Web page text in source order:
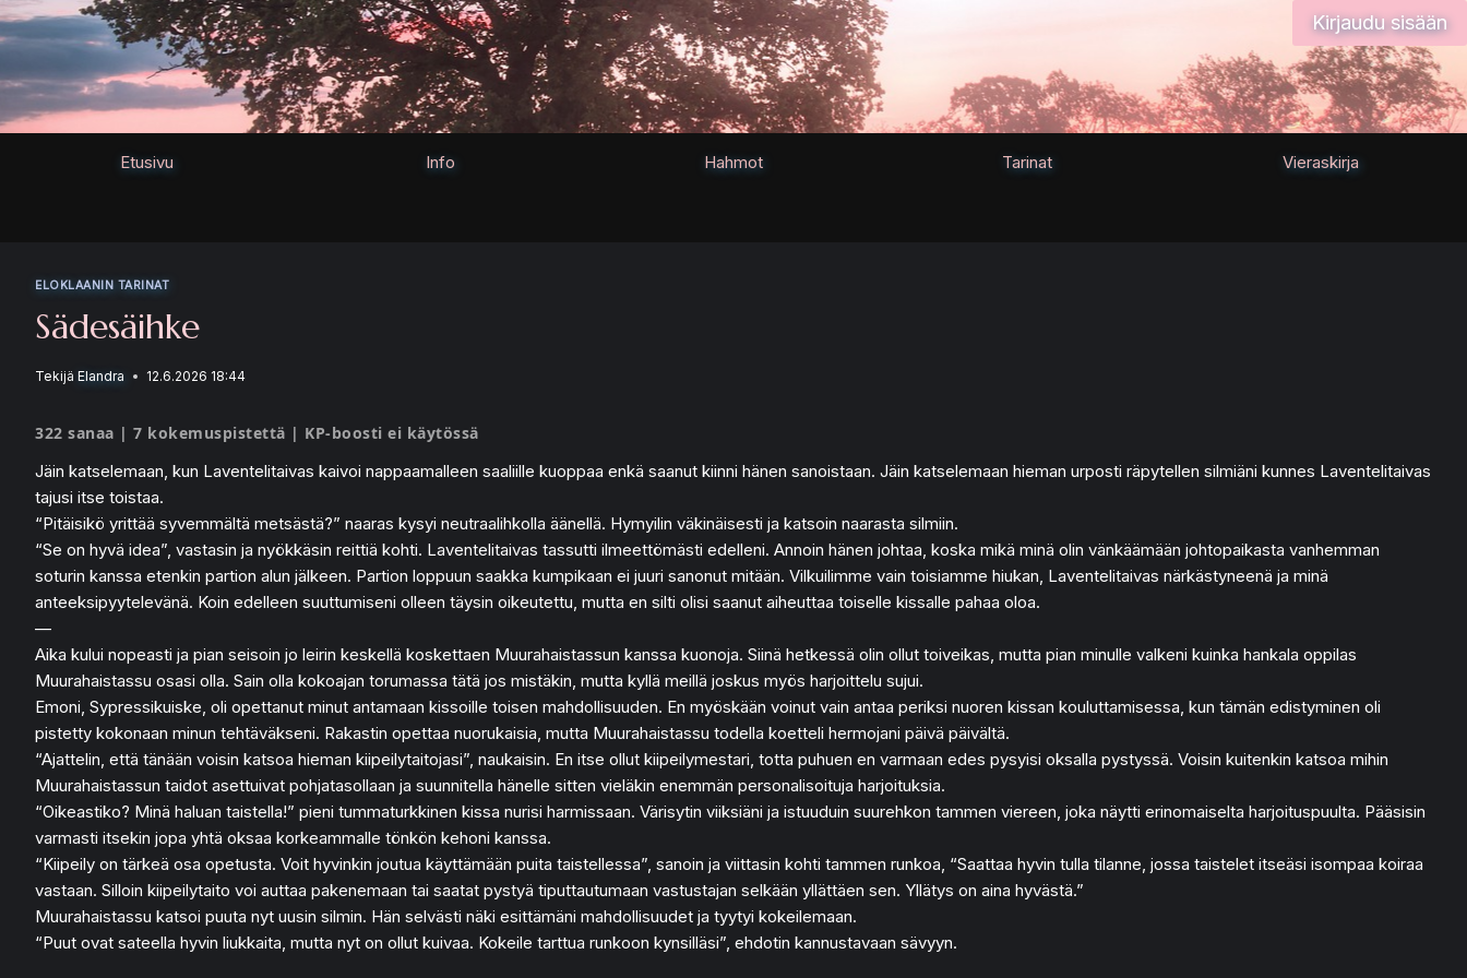
Siirry
sisältöön
Kirjaudu sisään
Etusivu Info Hahmot Tarinat Vieraskirja
ELOKLAANIN TARINAT
Sädesäihke
Tekijä Elandra 12.6.2026 18:44
322 sanaa | 7 kokemuspistettä | KP-boosti ei käytössä
Jäin katselemaan, kun Laventelitaivas kaivoi nappaamalleen saaliille kuoppaa enkä saanut kiinni hänen sanoistaan. Jäin katselemaan hieman urposti räpytellen silmiäni kunnes Laventelitaivas
tajusi itse toistaa.
“Pitäisikö yrittää syvemmältä metsästä?” naaras kysyi neutraalihkolla äänellä. Hymyilin väkinäisesti ja katsoin naarasta silmiin.
“Se on hyvä idea”, vastasin ja nyökkäsin reittiä kohti. Laventelitaivas tassutti ilmeettömästi edelleni. Annoin hänen johtaa, koska mikä minä olin vänkäämään johtopaikasta vanhemman
soturin kanssa etenkin partion alun jälkeen. Partion loppuun saakka kumpikaan ei juuri sanonut mitään. Vilkuilimme vain toisiamme hiukan, Laventelitaivas närkästyneenä ja minä
anteeksipyytelevänä. Koin edelleen suuttumiseni olleen täysin oikeutettu, mutta en silti olisi saanut aiheuttaa toiselle kissalle pahaa oloa.
—
Aika kului nopeasti ja pian seisoin jo leirin keskellä koskettaen Muurahaistassun kanssa kuonoja. Siinä hetkessä olin ollut toiveikas, mutta pian minulle valkeni kuinka hankala oppilas
Muurahaistassu osasi olla. Sain olla kokoajan torumassa tätä jos mistäkin, mutta kyllä meillä joskus myös harjoittelu sujui.
Emoni, Sypressikuiske, oli opettanut minut antamaan kissoille toisen mahdollisuuden. En myöskään voinut vain antaa periksi nuoren kissan kouluttamisessa, kun tämän edistyminen oli
pistetty kokonaan minun tehtäväkseni. Rakastin opettaa nuorukaisia, mutta Muurahaistassu todella koetteli hermojani päivä päivältä.
“Ajattelin, että tänään voisin katsoa hieman kiipeilytaitojasi”, naukaisin. En itse ollut kiipeilymestari, totta puhuen en varmaan edes pysyisi oksalla pystyssä. Voisin kuitenkin katsoa mihin
Muurahaistassun taidot asettuivat pohjatasollaan ja suunnitella hänelle sitten vieläkin enemmän personalisoituja harjoituksia.
“Oikeastiko? Minä haluan taistella!” pieni tummaturkkinen kissa nurisi harmissaan. Värisytin viiksiäni ja istuuduin suurehkon tammen viereen, joka näytti erinomaiselta harjoituspuulta. Pääsisin
varmasti itsekin jopa yhtä oksaa korkeammalle tönkön kehoni kanssa.
“Kiipeily on tärkeä osa opetusta. Voit hyvinkin joutua käyttämään puita taistellessa”, sanoin ja viittasin kohti tammen runkoa, “Saattaa hyvin tulla tilanne, jossa taistelet itseäsi isompaa koiraa
vastaan. Silloin kiipeilytaito voi auttaa pakenemaan tai saatat pystyä tiputtautumaan vastustajan selkään yllättäen sen. Yllätys on aina hyvästä.”
Muurahaistassu katsoi puuta nyt uusin silmin. Hän selvästi näki esittämäni mahdollisuudet ja tyytyi kokeilemaan.
“Puut ovat sateella hyvin liukkaita, mutta nyt on ollut kuivaa. Kokeile tarttua runkoon kynsilläsi”, ehdotin kannustavaan sävyyn.